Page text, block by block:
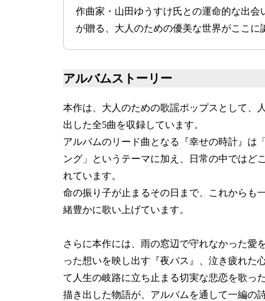
作曲家・山田ゆうすけ氏との運命的な出
が贈る、大人のための優美な世界がここに
アルバムストーリー
本作は、大人のための歌謡ポップスとして、
出した全5曲を収録しています。
アルバムのリード曲となる『幸せの時計』は
ング」というテーマに加え、日常の中ではど
れています。
命の振り子が止まるその日まで、これからも
緒豊かに歌い上げています。
さらに本作には、雨の窓辺で守れなかった愛
った想いを映し出す『夜バス』、泣き疲れた
て人生の岐路に立ち止まる切実な悲恋を歌っ
描き出した物語が、アルバムを通して一編の